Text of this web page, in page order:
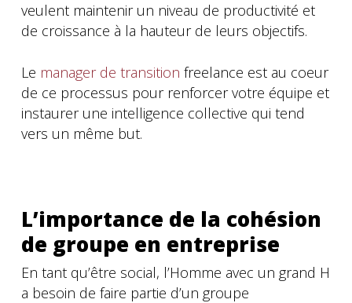
veulent maintenir un niveau de productivité et
de croissance à la hauteur de leurs objectifs.
Le manager de transition freelance est au coeur
de ce processus pour renforcer votre équipe et
instaurer une intelligence collective qui tend
vers un même but.
L’importance de la cohésion
de groupe en entreprise
En tant qu’être social, l’Homme avec un grand H
a besoin de faire partie d’un groupe